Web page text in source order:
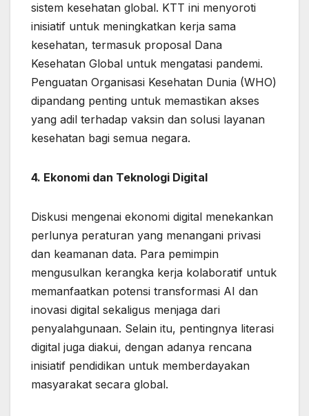
sistem kesehatan global. KTT ini menyoroti
inisiatif untuk meningkatkan kerja sama
kesehatan, termasuk proposal Dana
Kesehatan Global untuk mengatasi pandemi.
Penguatan Organisasi Kesehatan Dunia (WHO)
dipandang penting untuk memastikan akses
yang adil terhadap vaksin dan solusi layanan
kesehatan bagi semua negara.
4. Ekonomi dan Teknologi Digital
Diskusi mengenai ekonomi digital menekankan
perlunya peraturan yang menangani privasi
dan keamanan data. Para pemimpin
mengusulkan kerangka kerja kolaboratif untuk
memanfaatkan potensi transformasi AI dan
inovasi digital sekaligus menjaga dari
penyalahgunaan. Selain itu, pentingnya literasi
digital juga diakui, dengan adanya rencana
inisiatif pendidikan untuk memberdayakan
masyarakat secara global.